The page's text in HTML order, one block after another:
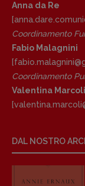
media:
Valentina
ARCHIVIO E
Anna da Re
Coordinamento
Fabio Malagnini
Coordinamento
Valentina Marcoli
DAL NOSTRO